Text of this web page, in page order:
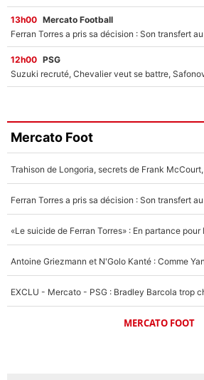
13h00 Mercato Football
12h00 PSG
Mercato Foot
EXCLU - Mercato - PSG : Bradley Barcola trop
MERCATO FOOT